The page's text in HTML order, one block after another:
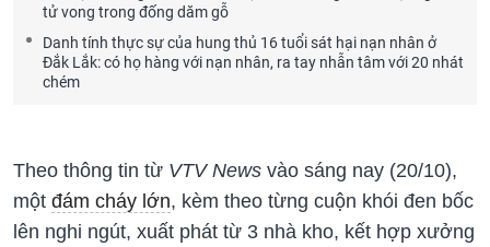
tử vong trong đống dăm gỗ
Danh tính thực sự của hung thủ 16 tuổi sát hại nạn nhân ở
Đắk Lắk: có họ hàng với nạn nhân, ra tay nhẫn tâm với 20 nhát
chém
Theo thông tin từ VTV News vào sáng nay (20/10),
một đám cháy lớn, kèm theo từng cuộn khói đen bốc
lên nghi ngút, xuất phát từ 3 nhà kho, kết hợp xưởng